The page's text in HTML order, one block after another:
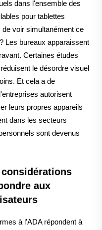
dans l'ensemble des
pour tablettes
voir simultanément ce
Les bureaux apparaissent
Certaines études
le désordre visuel
Et cela a de
autorisent
leurs propres appareils
dans les secteurs
sont devenus
aux
à l'ADA répondent à